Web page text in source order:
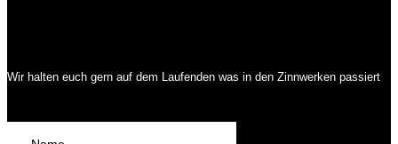
Wir halten euch gern auf dem Laufenden was in den Zinnwerken passiert